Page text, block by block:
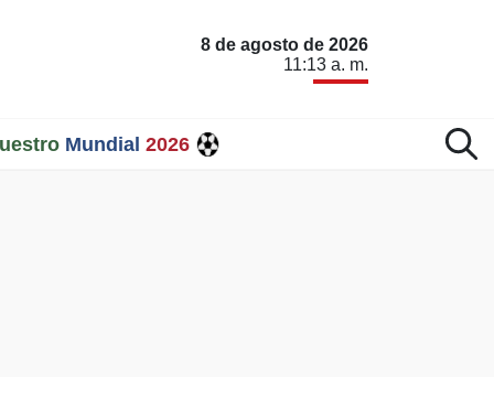
8 de agosto de 2026
11:13 a. m.
Mundial 2026